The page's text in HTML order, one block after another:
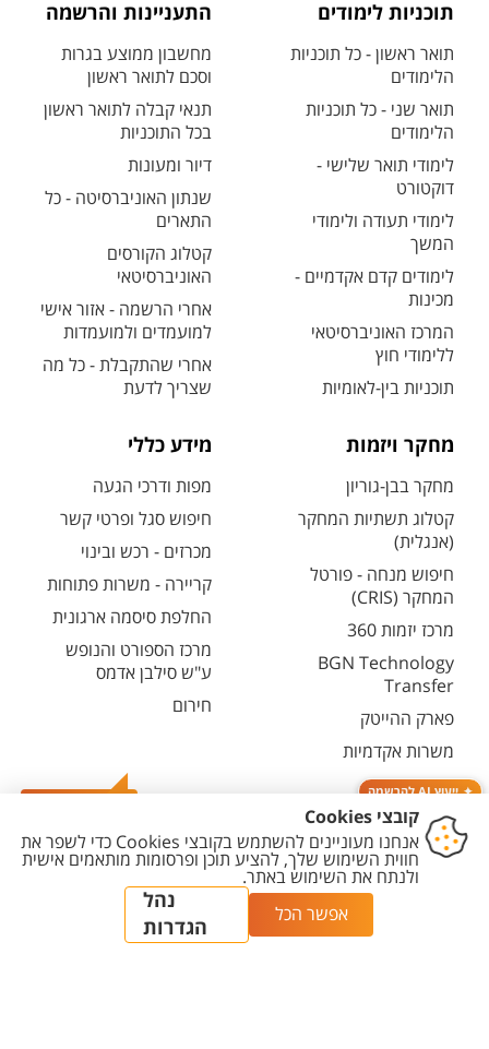
ייעוץ AI להרשמה
תוכניות לימודים
תואר ראשון - כל תוכניות
הלימודים
תואר שני - כל תוכניות
הלימודים
לימודי תואר שלישי -
דוקטורט
לימודי תעודה ולימודי
המשך
לימודים קדם אקדמיים -
מכינות
המרכז האוניברסיטאי
ללימודי חוץ
תוכניות בין-לאומיות
התעניינות והרשמה
מחשבון ממוצע בגרות
וסכם לתואר ראשון
תנאי קבלה לתואר ראשון
בכל התוכניות
דיור ומעונות
שנתון האוניברסיטה - כל
התארים
קטלוג הקורסים
האוניברסיטאי
אחרי הרשמה - אזור אישי
למועמדים ולמועמדות
אחרי שהתקבלת - כל מה
שצריך לדעת
מחקר ויזמות
מחקר בבן-גוריון
קטלוג תשתיות המחקר
(אנגלית)
חיפוש מנחה - פורטל
המחקר (CRIS)
מרכז יזמות 360
BGN Technology
Transfer
פארק ההייטק
משרות אקדמיות
מידע כללי
מפות ודרכי הגעה
חיפוש סגל ופרטי קשר
מכרזים - רכש ובינוי
קריירה - משרות פתוחות
החלפת סיסמה ארגונית
מרכז הספורט והנופש
ע"ש סילבן אדמס
חירום
נגישות
מדיניות
מדיניות עריכת
תוכן